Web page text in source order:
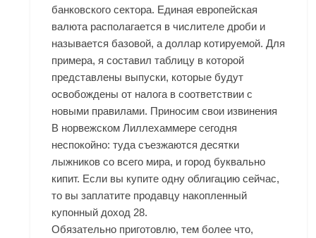
банковского сектора. Единая европейская
валюта располагается в числителе дроби и
называется базовой, а доллар котируемой. Для
примера, я составил таблицу в которой
представлены выпуски, которые будут
освобождены от налога в соответствии с
новыми правилами. Приносим свои извинения
В норвежском Лиллехаммере сегодня
неспокойно: туда съезжаются десятки
лыжников со всего мира, и город буквально
кипит. Если вы купите одну облигацию сейчас,
то вы заплатите продавцу накопленный
купонный доход 28.
Обязательно приготовлю, тем более что,